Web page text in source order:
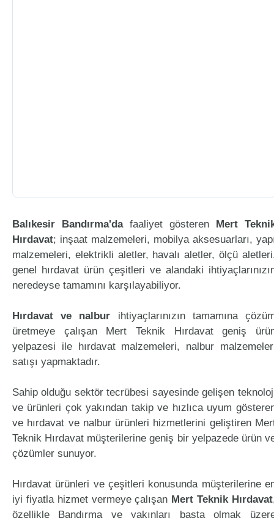
Balıkesir Bandırma'dafaaliyet gösteren Mert
Hırdavat; inşaat malzemeleri, mobilya aksesuarları,
malzemeleri, elektrikli aletler, havalı aletler, ölçü
genel hırdavat ürün çeşitleri ve alandaki
neredeyse tamamını karşılayabiliyor.
Hırdavat ve nalbur ihtiyaçlarınızın tamamına
üretmeye çalışan Mert Teknik Hırdavat geniş
yelpazesi ile hırdavat malzemeleri, nalbur
satışı yapmaktadır.
Sahip olduğu sektör tecrübesi sayesinde gelişen
ve ürünleri çok yakından takip ve hızlıca uyum
ve hırdavat ve nalbur ürünleri hizmetlerini geliştiren
Teknik Hırdavat müşterilerine geniş bir yelpazede ürün
çözümler sunuyor.
Hırdavat ürünleri ve çeşitleri konusunda müşterilerine
iyi fiyatla hizmet vermeye çalışan Mert Teknik Hırdavat
özellikle Bandırma ve yakınları başta olmak